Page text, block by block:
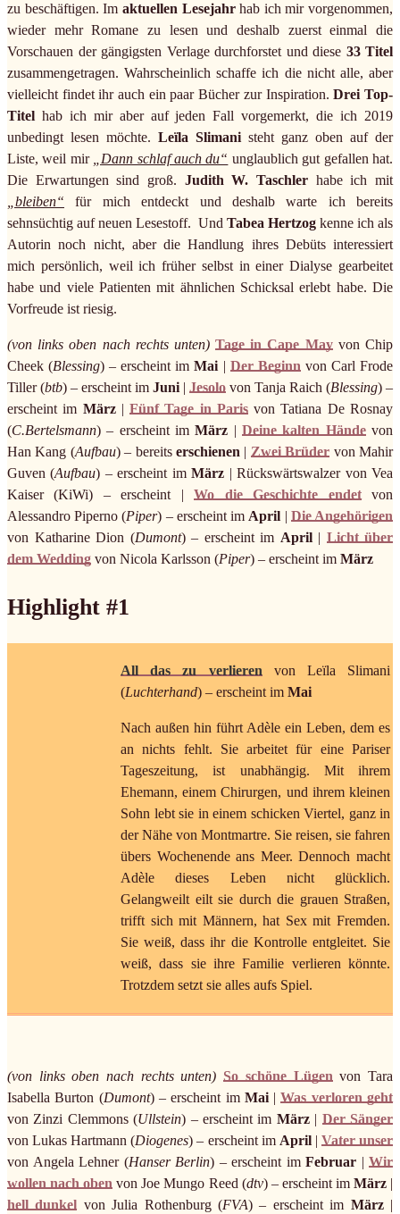
zu beschäftigen. Im aktuellen Lesejahrhab ich mir vorgenommen,
wieder mehr Romane zu lesen und deshalb zuerst einmal die
Vorschauen der gängigsten Verlage durchforstet und diese 33 Titel
zusammengetragen. Wahrscheinlich schaffe ich die nicht alle, aber
vielleicht findet ihr auch ein paar Bücher zur Inspiration.Drei Top-
Titel hab ich mir aber auf jeden Fall vorgemerkt, die ich 2019
unbedingt lesen möchte. Leïla Slimani steht ganz oben auf der
Liste, weil mir
„Dann schlaf auch du“ unglaublich gut gefallen hat.
Die Erwartungen sind groß. Judith W. Taschler habe ich mit
„bleiben“ für mich entdeckt und deshalb warte ich bereits
sehnsüchtig auf neuen Lesestoff. Und Tabea Hertzog kenne ich als
Autorin noch nicht, aber die Handlung ihres Debüts interessiert
mich persönlich, weil ich früher selbst in einer Dialyse gearbeitet
habe und viele Patienten mit ähnlichen Schicksal erlebt habe. Die
Vorfreude ist riesig.
(von links oben nach rechts unten) Tage in Cape Mayvon Chip
Cheek (Blessing) – erscheint imMai | Der Beginn von Carl Frode
Tiller (btb) – erscheint im Juni | Jesolo von Tanja Raich (Blessing) –
erscheint im März|Fünf Tage in Parisvon Tatiana De Rosnay
(C.Bertelsmann) – erscheint imMärz |Deine kalten Händevon
Han Kang (Aufbau) – bereitserschienen | Zwei Brüder von Mahir
Guven (Aufbau) – erscheint imMärz | Rückswärtswalzer von Vea
Kaiser (KiWi) – erscheint |Wo die Geschichte endetvon
Alessandro Piperno (Piper) – erscheint im April | Die Angehörigen
von Katharine Dion (Dumont) – erscheint im April| Licht über
dem Wedding von Nicola Karlsson (Piper) – erscheint im März
Highlight #1
All das zu verlieren von Leïla Slimani
(Luchterhand) – erscheint im Mai
Nach außen hin führt Adèle ein Leben, dem es
an nichts fehlt. Sie arbeitet für eine Pariser
Tageszeitung, ist unabhängig. Mit ihrem
Ehemann, einem Chirurgen, und ihrem kleinen
Sohn lebt sie in einem schicken Viertel, ganz in
der Nähe von Montmartre. Sie reisen, sie fahren
übers Wochenende ans Meer. Dennoch macht
Adèle dieses Leben nicht glücklich.
Gelangweilt eilt sie durch die grauen Straßen,
trifft sich mit Männern, hat Sex mit Fremden.
Sie weiß, dass ihr die Kontrolle entgleitet. Sie
weiß, dass sie ihre Familie verlieren könnte.
Trotzdem setzt sie alles aufs Spiel.
(von links oben nach rechts unten) So schöne Lügen von Tara
Isabella Burton (Dumont) – erscheint im Mai|Was verloren geht
von Zinzi Clemmons (Ullstein) – erscheint im März| Der Sänger
von Lukas Hartmann (Diogenes) – erscheint im April| Vater unser
von Angela Lehner (Hanser Berlin) – erscheint im Februar | Wir
wollen nach oben von Joe Mungo Reed (dtv) – erscheint im März|
hell dunkel von Julia Rothenburg (FVA) – erscheint im März|